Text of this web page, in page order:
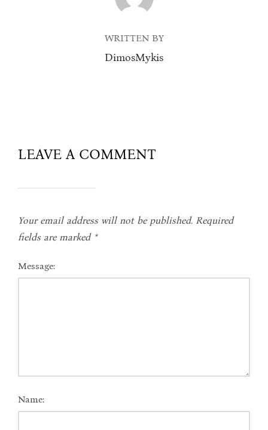
WRITTEN BY
DimosMykis
LEAVE A COMMENT
Your email address will not be published. Required
fields are marked *
Message:
Name: